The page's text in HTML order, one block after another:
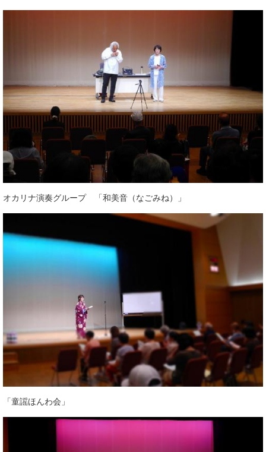
オカリナ演奏グループ 「和美音（なごみね）」
「童謡ほんわ会」